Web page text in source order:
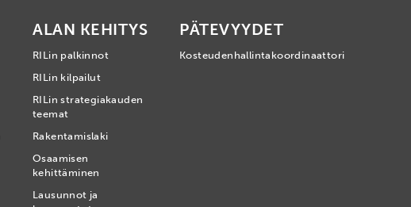
ALAN KEHITYS
RILin palkinnot
RILin kilpailut
RILin strategiakauden
teemat
Rakentamislaki
Osaamisen
kehittäminen
Lausunnot ja
PÄTEVYYDET
Kosteudenhallintakoordinaattori